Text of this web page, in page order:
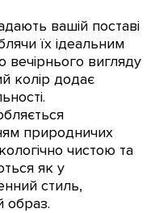
вашій поставі
їх ідеальним
вигляду
колір додає
природничих
чистою та
як у
стиль,